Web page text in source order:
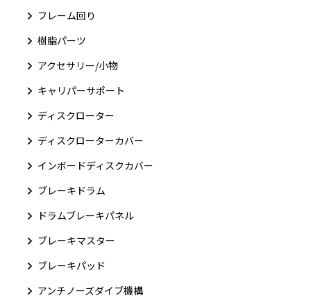
フレーム回り
樹脂パーツ
アクセサリー/小物
キャリパーサポート
ディスクローター
ディスクローターカバー
インボードディスクカバー
ブレーキドラム
ドラムブレーキパネル
ブレーキマスター
ブレーキパッド
アンチノーズダイブ機構